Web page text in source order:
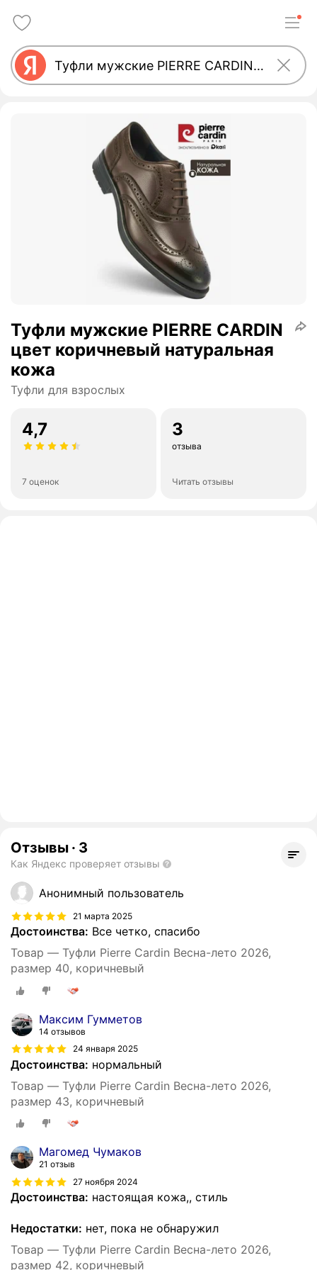
Туфли мужские PIERRE CARDIN
цвет коричневый натуральная
кожа
Туфли для взрослых
4,7
7 оценок
3
отзыва
Читать отзывы
Отзывы · 3
Как Яндекс проверяет отзывы
Анонимный пользователь
21 марта 2025
Достоинства: Все четко, спасибо
Товар — Туфли Pierre Cardin Весна-лето 2026,
размер 40, коричневый
Максим Гумметов
14 отзывов
24 января 2025
Достоинства: нормальный
Товар — Туфли Pierre Cardin Весна-лето 2026,
размер 43, коричневый
Магомед Чумаков
21 отзыв
27 ноября 2024
Достоинства: настоящая кожа,, стиль
Недостатки: нет, пока не обнаружил
Товар — Туфли Pierre Cardin Весна-лето 2026,
размер 42, коричневый